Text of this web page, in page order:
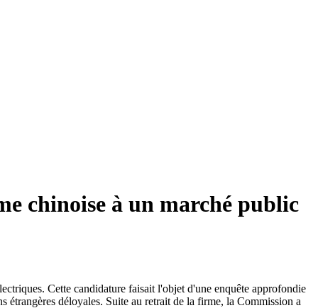
chinoise à un marché public
Cette candidature faisait l'objet d'une enquête approfondie
déloyales. Suite au retrait de la firme, la Commission a